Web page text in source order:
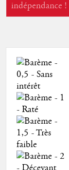
indépendance !